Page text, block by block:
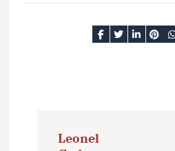
Leonel